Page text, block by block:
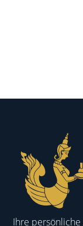
Ihre persönliche